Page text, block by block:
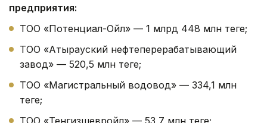
предприятия:
ТОО «Потенциал-Ойл» — 1 млрд 448 млн теңге;
ТОО «Атырауский нефтеперерабатывающий
завод» — 520,5 млн теңге;
ТОО «Магистральный водовод» — 334,1 млн
теңге;